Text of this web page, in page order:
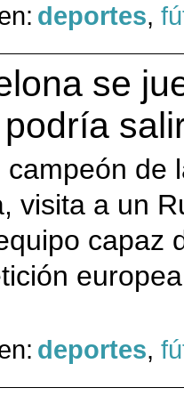
deportes,
se
campeón de
visita a un
capaz
deportes,